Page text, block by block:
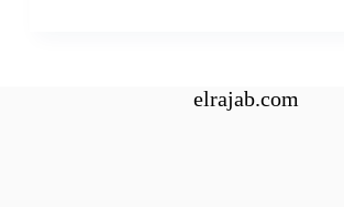
elrajab.com